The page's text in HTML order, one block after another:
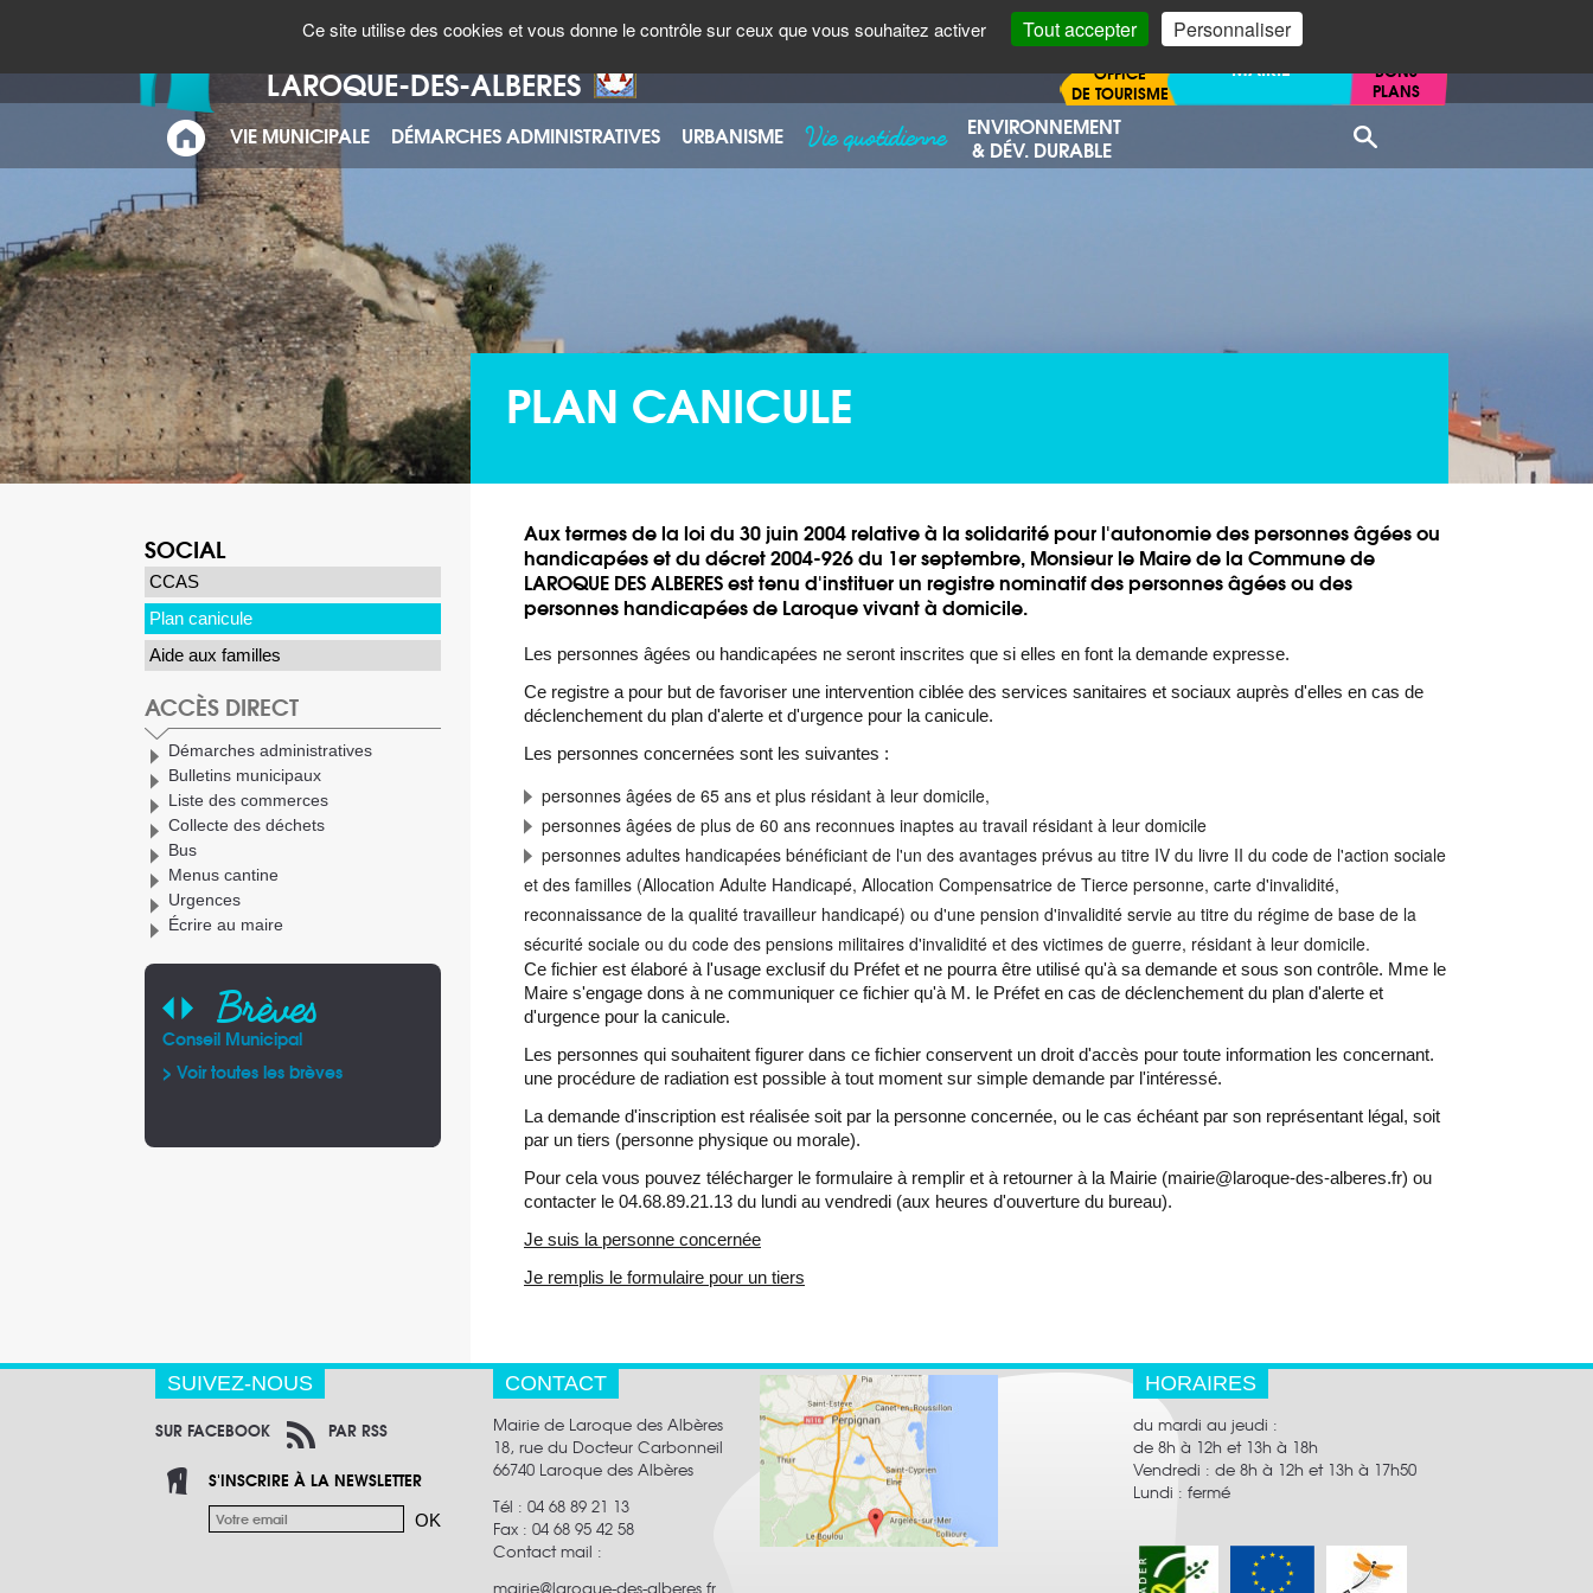
N° URGENCES
INTERACTIVE
AGENDA
LAROQUE-DES-ALBÈRES
OFFICE
DE TOURISME
MAIRIE
BONS
PLANS
ACCUEIL
VIE MUNICIPALE DÉMARCHES ADMINISTRATIVES URBANISME Vie quotidienne
ENVIRONNEMENT
& DÉV. DURABLE
PLAN CANICULE
Aux termes de la loi du 30 juin 2004 relative à la solidarité pour l'autonomie des personnes âgées ou
handicapées et du décret 2004-926 du 1er septembre, Monsieur le Maire de la Commune de
LAROQUE DES ALBERES est tenu d'instituer un registre nominatif des personnes âgées ou des
personnes handicapées de Laroque vivant à domicile.
Les personnes âgées ou handicapées ne seront inscrites que si elles en font la demande expresse.
Ce registre a pour but de favoriser une intervention ciblée des services sanitaires et sociaux auprès d'elles en cas de
déclenchement du plan d'alerte et d'urgence pour la canicule.
Les personnes concernées sont les suivantes :
personnes âgées de 65 ans et plus résidant à leur domicile,
personnes âgées de plus de 60 ans reconnues inaptes au travail résidant à leur domicile
personnes adultes handicapées bénéficiant de l'un des avantages prévus au titre IV du livre II du code de l'action sociale
et des familles (Allocation Adulte Handicapé, Allocation Compensatrice de Tierce personne, carte d'invalidité,
reconnaissance de la qualité travailleur handicapé) ou d'une pension d'invalidité servie au titre du régime de base de la
sécurité sociale ou du code des pensions militaires d'invalidité et des victimes de guerre, résidant à leur domicile.
Ce fichier est élaboré à l'usage exclusif du Préfet et ne pourra être utilisé qu'à sa demande et sous son contrôle. Mme le
Maire s'engage dons à ne communiquer ce fichier qu'à M. le Préfet en cas de déclenchement du plan d'alerte et
d'urgence pour la canicule.
Les personnes qui souhaitent figurer dans ce fichier conservent un droit d'accès pour toute information les concernant.
une procédure de radiation est possible à tout moment sur simple demande par l'intéressé.
La demande d'inscription est réalisée soit par la personne concernée, ou le cas échéant par son représentant légal, soit
par un tiers (personne physique ou morale).
Pour cela vous pouvez télécharger le formulaire à remplir et à retourner à la Mairie (mairie@laroque-des-alberes.fr) ou
contacter le 04.68.89.21.13 du lundi au vendredi (aux heures d'ouverture du bureau).
Je suis la personne concernée
Je remplis le formulaire pour un tiers
SOCIAL
CCAS
Plan canicule
Aide aux familles
ACCÈS DIRECT
Démarches administratives
Bulletins municipaux
Liste des commerces
Collecte des déchets
Bus
Menus cantine
Urgences
Écrire au maire
Brèves
Conseil Municipal
> Voir toutes les brèves
> Voir toutes les brèves
> Voir toutes les brèves
l'accès au massif des Albères
> Voir toutes les brèves
SUIVEZ-NOUS
SUR FACEBOOK
PAR RSS
S'INSCRIRE À LA NEWSLETTER
CONTACT
Mairie de Laroque des Albères
18, rue du Docteur Carbonneil
66740 Laroque des Albères
Tél : 04 68 89 21 13
Fax : 04 68 95 42 58
Contact mail :
mairie@laroque-des-alberes.fr
HORAIRES
du mardi au jeudi :
de 8h à 12h et 13h à 18h
Vendredi : de 8h à 12h et 13h à 17h50
Lundi : fermé
Ce site utilise des cookies et vous donne le contrôle sur ceux que vous souhaitez activer Tout accepter Personnaliser